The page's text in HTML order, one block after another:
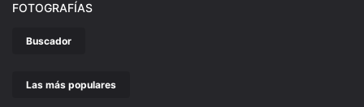
FOTOGRAFÍAS
Buscador
Las más populares